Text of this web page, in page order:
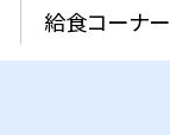
給食コーナー